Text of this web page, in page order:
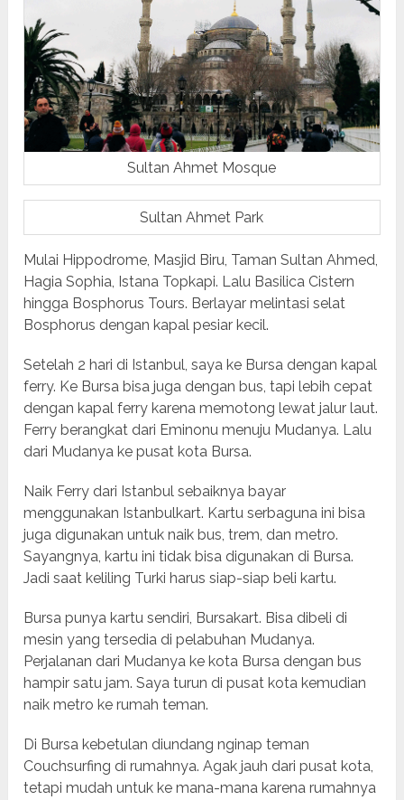
Sultan Ahmet Mosque
Sultan Ahmet Park
Mulai Hippodrome, Masjid Biru, Taman Sultan Ahmed,
Hagia Sophia, Istana Topkapi. Lalu Basilica Cistern
hingga Bosphorus Tours. Berlayar melintasi selat
Bosphorus dengan kapal pesiar kecil.
Setelah 2 hari di Istanbul, saya ke Bursa dengan kapal
ferry. Ke Bursa bisa juga dengan bus, tapi lebih cepat
dengan kapal ferry karena memotong lewat jalur laut.
Ferry berangkat dari Eminonu menuju Mudanya. Lalu
dari Mudanya ke pusat kota Bursa.
Naik Ferry dari Istanbul sebaiknya bayar
menggunakan Istanbulkart. Kartu serbaguna ini bisa
juga digunakan untuk naik bus, trem, dan metro.
Sayangnya, kartu ini tidak bisa digunakan di Bursa.
Jadi saat keliling Turki harus siap-siap beli kartu.
Bursa punya kartu sendiri, Bursakart. Bisa dibeli di
mesin yang tersedia di pelabuhan Mudanya.
Perjalanan dari Mudanya ke kota Bursa dengan bus
hampir satu jam. Saya turun di pusat kota kemudian
naik metro ke rumah teman.
Di Bursa kebetulan diundang nginap teman
Couchsurfing di rumahnya. Agak jauh dari pusat kota,
tetapi mudah untuk ke mana-mana karena rumahnya